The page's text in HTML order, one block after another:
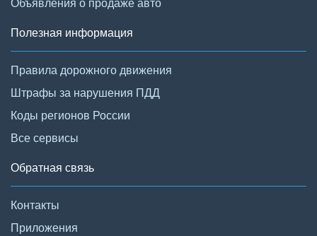
Полезная информация
Правила дорожного движения
Штрафы за нарушения ПДД
Коды регионов России
Все сервисы
Обратная связь
Контакты
Приложения